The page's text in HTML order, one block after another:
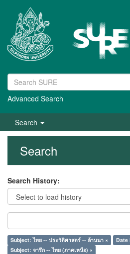
Advanced Search
Search
Search
Search History:
Subject: ไทย -- ประวัติศาสตร์ -- ล้านนา ×
Date
Subject: จารึก -- ไทย (ภาคเหนือ) ×